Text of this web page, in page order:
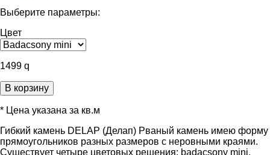
Выберите параметры:
Цвет
1499 q
В корзину
* Цена указана за кв.м
Гибкий камень DELAP (Делап) Рваный камень имею форму
прямоугольников разных размеров с неровными краями.
Существует четыре цветовых решения: badacsony mini,